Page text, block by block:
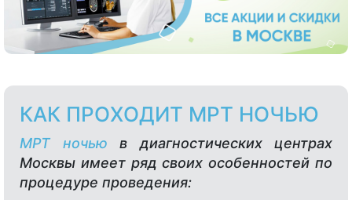
КАК ПРОХОДИТ МРТ НОЧЬЮ
МРТ ночью в диагностических центрах
Москвы имеет ряд своих особенностей по
процедуре проведения: